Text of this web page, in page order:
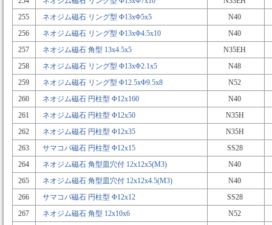
255
ネオジム磁石 リング型 Φ13xΦ5x5
N40
256
ネオジム磁石 リング型 Φ13xΦ4.5x10
N40
257
ネオジム磁石 角型 13x4.5x5
N35EH
258
ネオジム磁石 リング型 Φ13xΦ2.1x5
N48
259
ネオジム磁石 リング型 Φ12.5xΦ9.5x8
N52
260
ネオジム磁石 円柱型 Φ12x160
N40
261
ネオジム磁石 円柱型 Φ12x50
N35H
262
ネオジム磁石 円柱型 Φ12x35
N35H
263
サマコバ磁石 円柱型 Φ12x15
SS28
264
ネオジム磁石 角型皿穴付 12x12x5(M3)
N40
265
ネオジム磁石 角型皿穴付 12x12x4.5(M3)
N40
266
サマコバ磁石 円柱型 Φ12x12
SS28
267
ネオジム磁石 角型 12x10x6
N52